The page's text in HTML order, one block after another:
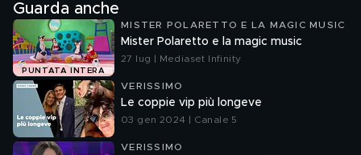
Guarda anche
PUNTATA INTERA
MISTER POLARETTO E LA MAGIC MUSIC
Mister Polaretto e la magic music
27 lug | Mediaset Infinity
VERISSIMO
Le coppie vip più longeve
03 gen 2024 | Canale 5
VERISSIMO